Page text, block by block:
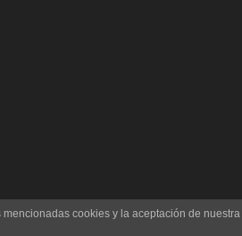
cookies y la aceptación de nuestra